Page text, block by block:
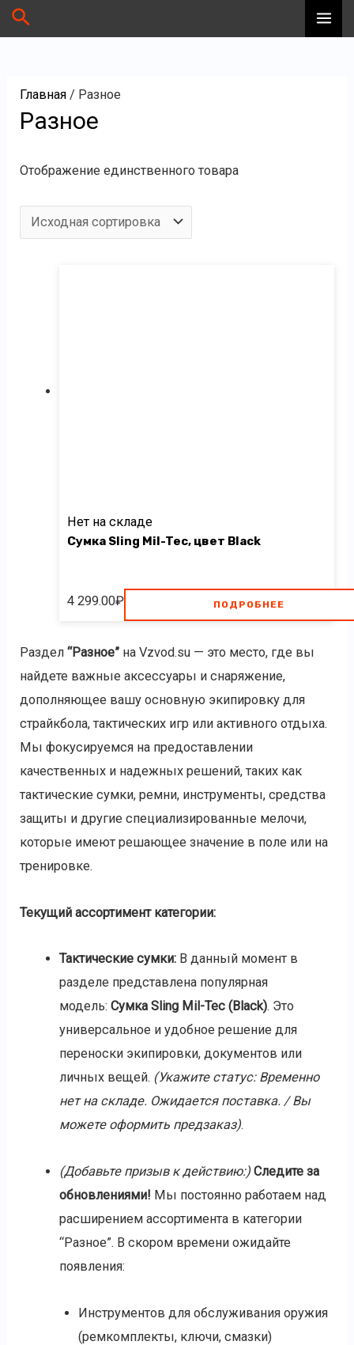
Перейти
к
Поиск
П
о
Главная / Разное
Разное
Отображение единственного товара
Нет на складе
Сумка Sling Mil-Tec, цвет Black
4 299.00₽ ПОДРОБНЕЕ
Раздел“Разное” на Vzvod.su — это место, где вы
найдете важные аксессуары и снаряжение,
дополняющее вашу основную экипировку для
страйкбола, тактических игр или активного отдыха.
Мы фокусируемся на предоставлении
качественных и надежных решений, таких как
тактические сумки, ремни, инструменты, средства
защиты и другие специализированные мелочи,
которые имеют решающее значение в поле или на
тренировке.
Текущий ассортимент категории:
Тактические сумки:В данный момент в
разделе представлена популярная
модель: Сумка Sling Mil-Tec (Black). Это
универсальное и удобное решение для
переноски экипировки, документов или
личных вещей. (Укажите статус: Временно
нет на складе. Ожидается поставка. / Вы
можете оформить предзаказ).
(Добавьте призыв к действию:) Следите за
обновлениями! Мы постоянно работаем над
расширением ассортимента в категории
“Разное”. В скором времени ожидайте
появления:
Инструментов для обслуживания оружия
(ремкомплекты, ключи, смазки)